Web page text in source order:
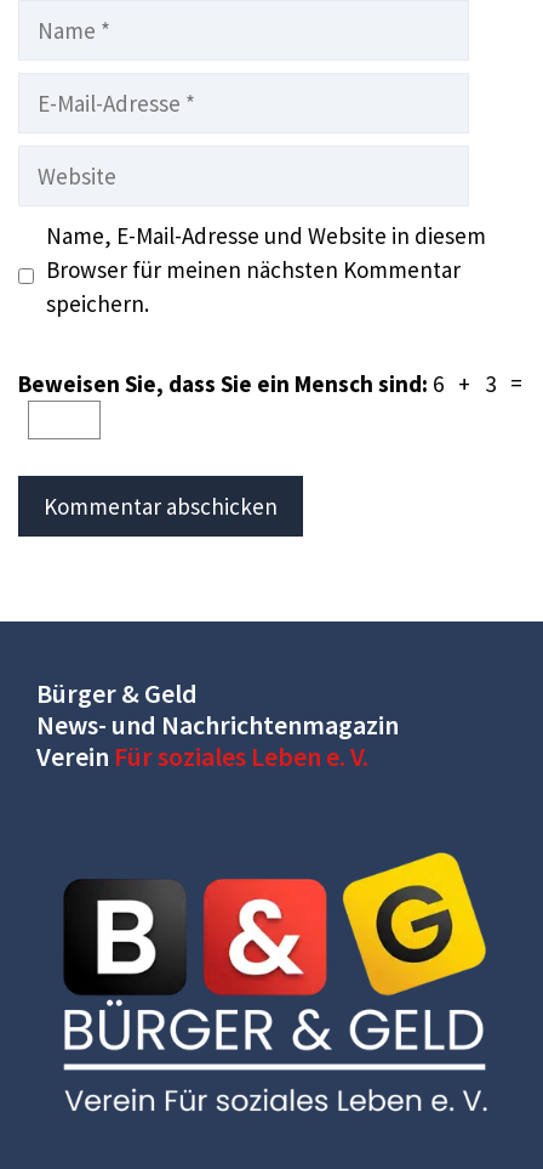
Name
Website
Name, E-Mail-Adresse und Website in diesem
Browser für meinen nächsten Kommentar
speichern.
Beweisen Sie, dass Sie ein Mensch sind: 6 + 3 =
Bürger & Geld
News- und Nachrichtenmagazin
Verein Für soziales Leben e. V.